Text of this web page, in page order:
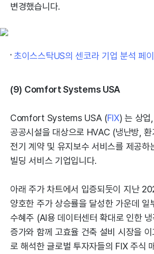
변경했습니다.
초이스스탁US의 센코라 기업 분석 페
(9) Comfort Systems USA
Comfort Systems USA (FIX) 는 상업
공공시설을 대상으로 HVAC (냉난방, 환
전기 계약 및 유지보수 서비스를 제공하
빌딩 서비스 기업입니다.
아래 주가 차트에서 입증되둣이 지난
양호한 주가 상승률을 달성한 가운데 일
수혜주 (AI용 데이터센터 확대로 인한
증가와 함께 고효율 건축 설비 시장을
로 해석한 글로벌 투자자들의 FIX 주식